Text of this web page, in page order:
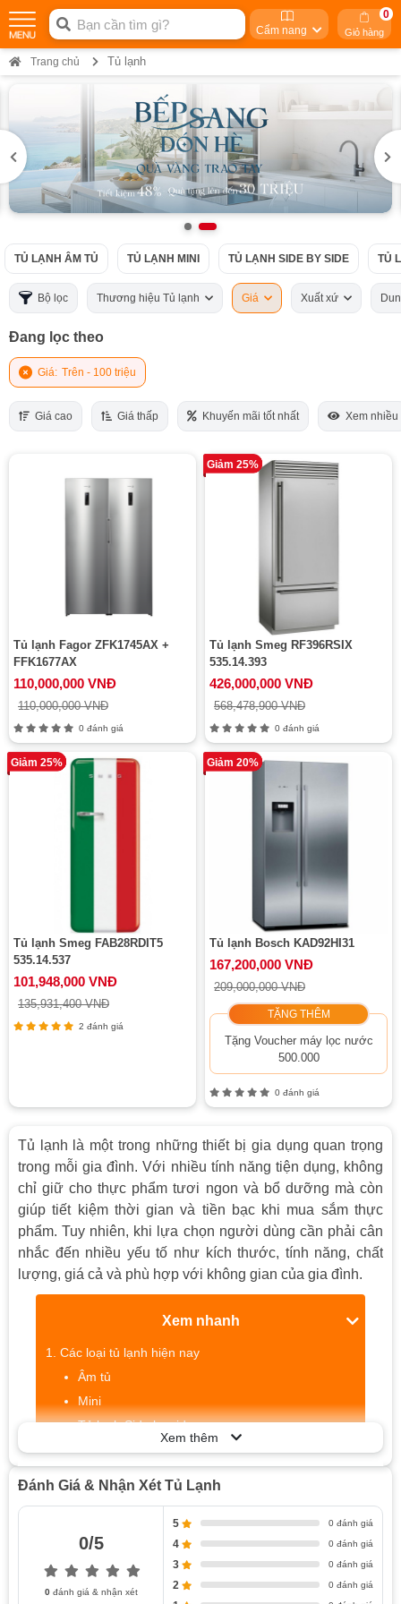
Cẩm nang Giỏ hàng
0
Trang chủ Tủ lạnh
TỦ LẠNH ÂM TỦ TỦ LẠNH MINI TỦ LẠNH SIDE BY SIDE TỦ
Bộ lọc Thương hiệu Tủ lạnh Giá Xuất xứ
Đang lọc theo
Giá: Trên - 100 triệu
Giá cao Giá thấp Khuyến mãi tốt nhất Xem nhiều
Tủ lạnh Fagor ZFK1745AX +
FFK1677AX
110,000,000 VNĐ
110,000,000 VNĐ
0 đánh giá
Giảm 25%
Tủ lạnh Smeg RF396RSIX
535.14.393
426,000,000 VNĐ
568,478,900 VNĐ
0 đánh giá
Giảm 25%
Tủ lạnh Smeg FAB28RDIT5
535.14.537
101,948,000 VNĐ
135,931,400 VNĐ
2 đánh giá
Giảm 20%
Tủ lạnh Bosch KAD92HI31
167,200,000 VNĐ
209,000,000 VNĐ
TẶNG THÊM
Tặng Voucher máy lọc nước
500.000
0 đánh giá
Tủ lạnh là một trong những thiết bị gia dụng quan trọng
trong mỗi gia đình. Với nhiều tính năng tiện dụng, không
chỉ giữ cho thực phẩm tươi ngon và bổ dưỡng mà còn
giúp tiết kiệm thời gian và tiền bạc khi mua sắm thực
phẩm. Tuy nhiên, khi lựa chọn người dùng cần phải cân
nhắc đến nhiều yếu tố như kích thước, tính năng, chất
lượng, giá cả và phù hợp với không gian của gia đình.
Xem nhanh
Các loại tủ lạnh hiện nay
Âm tủ
Mini
Tủ lạnh Side by side
Các Loại Tủ Lạnh Hiện Nay
Âm tủ
Xem thêm
Đánh Giá & Nhận Xét Tủ Lạnh
0/5
0đánh giá & nhận xét
5 0 đánh giá
4 0 đánh giá
3 0 đánh giá
2 0 đánh giá